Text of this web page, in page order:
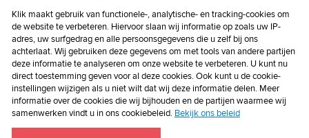
Cookiebeleid
Privacybeleid
Disclaimer
Klik maakt gebruik van functionele-, analytische- en tracking-cookies om
de website te verbeteren. Hiervoor slaan wij informatie op zoals uw IP-
adres, uw surfgedrag en alle persoonsgegevens die u zelf bij ons
achterlaat. Wij gebruiken deze gegevens om met tools van andere partijen
deze informatie te analyseren om onze website te verbeteren. U kunt nu
direct toestemming geven voor al deze cookies. Ook kunt u de cookie-
instellingen wijzigen als u niet wilt dat wij deze informatie delen. Meer
informatie over de cookies die wij bijhouden en de partijen waarmee wij
samenwerken vindt u in ons cookiebeleid. Bekijk ons beleid